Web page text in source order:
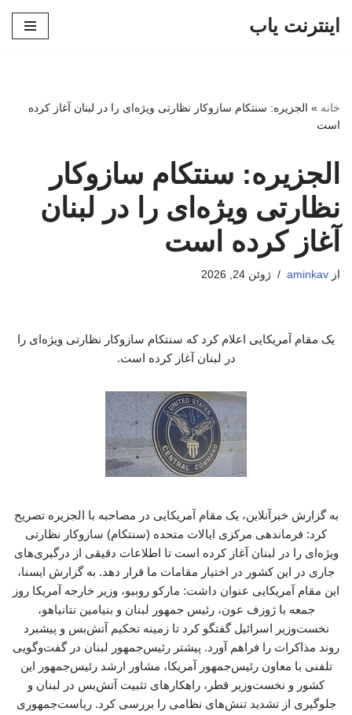
اینترنت یاب
خانه » الجزیره: سنتکام سازوکار نظارتی ویژه‌ای را در لبنان آغاز کرده
است
الجزیره: سنتکام سازوکار
نظارتی ویژه‌ای را در لبنان
آغاز کرده است
از aminkav ژوئن 24, 2026
یک مقام آمریکایی اعلام کرد که سنتکام سازوکار نظارتی ویژه‌ای را
در لبنان آغاز کرده است.
به گزارش خبرآنلاین، یک مقام آمریکایی در مصاحبه با الجزیره تصریح
کرد: فرماندهی مرکزی ایالات متحده (سنتکام) سازوکار نظارتی
ویژه‌ای را در لبنان آغاز کرده است تا اطلاعات دقیقی از درگیری‌های
جاری در این کشور در اختیار مقامات ما قرار دهد. به گزارش ایسنا،
این مقام آمریکایی عنوان داشت: مارکو روبیو، وزیر خارجه آمریکا روز
جمعه با ژوزف عون، رئیس جمهور لبنان و بنیامین نتانیاهو،
نخست‌وزیر اسرائیل گفتگو کرد تا زمینه تحکیم آتش‌بس و پیشبرد
روند مذاکرات را فراهم آورد. پیشتر رئیس‌جمهور لبنان در گفت‌وگویی
تلفنی با معاون رئیس‌جمهور آمریکا، مشاور ارشد رئیس‌جمهور این
کشور و نخست‌وزیر قطر، راهکارهای تثبیت آتش‌بس در لبنان و
جلوگیری از تشدید تنش‌های نظامی را بررسی کرد. ریاست‌جمهوری